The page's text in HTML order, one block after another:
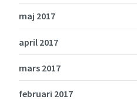
maj 2017
april 2017
mars 2017
februari 2017